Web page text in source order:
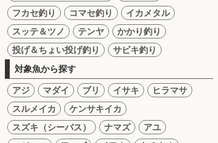
フカセ釣り
コマセ釣り
イカメタル
スッテ＆ツノ
テンヤ
かかり釣り
投げ＆ちょい投げ釣り
サビキ釣り
対象魚から探す
アジ マダイ ブリ イサキ
ヒラマサ
スルメイカ
ケンサキイカ
スズキ（シーバス）
ナマズ
アユ